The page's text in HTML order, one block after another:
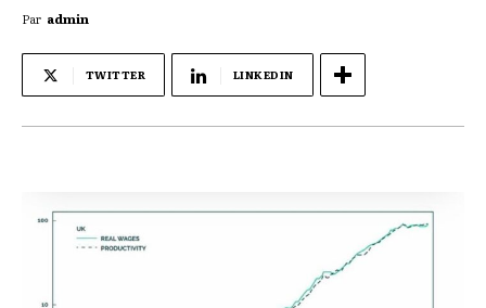
Par admin
TWITTER LINKEDIN